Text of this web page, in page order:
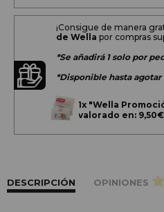
¡Consigue de manera
de Wella por compras
*Se añadirá 1 solo por
*Disponible hasta agotar
1x "Wella
valorado en: 9,50€
DESCRIPCIÓN OPINIONES >